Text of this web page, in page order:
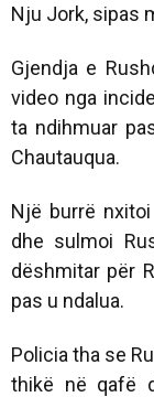
Nju Jork, sipas
Gjendja e
video nga
ta ndihmuar
Chautauqua.
Një burrë
dhe sulmoi
dëshmitar për
pas u ndalua.
Policia tha se
thikë në qafë